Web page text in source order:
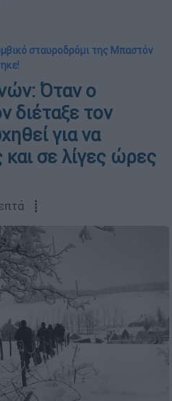
σταυροδρόμι της Μπαστόν
Όταν ο
διέταξε τον
για να
και σε λίγες ώρες
┋